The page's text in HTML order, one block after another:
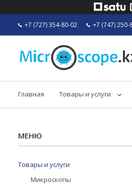
+7 (727) 354-80-02 +7 (747) 250-
Главная Товары и услуги
Товары и услуги
Микроскопы